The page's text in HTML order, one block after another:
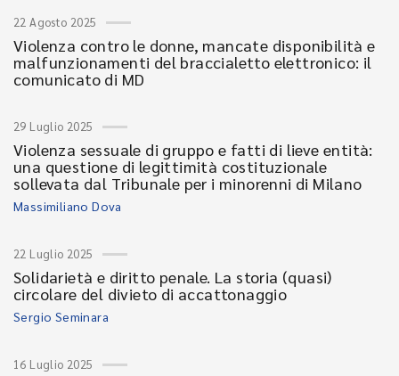
22 Agosto 2025
Violenza contro le donne, mancate disponibilità e
malfunzionamenti del braccialetto elettronico: il
comunicato di MD
29 Luglio 2025
Violenza sessuale di gruppo e fatti di lieve entità:
una questione di legittimità costituzionale
sollevata dal Tribunale per i minorenni di Milano
Massimiliano Dova
22 Luglio 2025
Solidarietà e diritto penale. La storia (quasi)
circolare del divieto di accattonaggio
Sergio Seminara
16 Luglio 2025